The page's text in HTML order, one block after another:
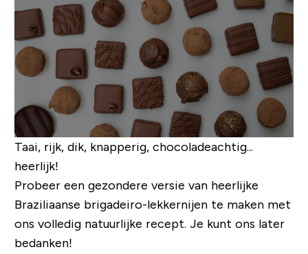
Taai, rijk, dik, knapperig, chocoladeachtig...
heerlijk!
Probeer een gezondere versie van heerlijke
Braziliaanse brigadeiro-lekkernijen te maken met
ons volledig natuurlijke recept. Je kunt ons later
bedanken!